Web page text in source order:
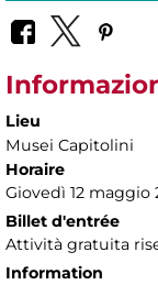
Lieu
Musei Capitolini
Horaire
Giovedì 12 maggio
Billet d'entrée
Attività gratuita
Information